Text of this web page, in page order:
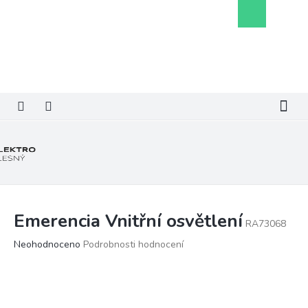
košík
Emerencia Vnitřní osvětlení RA73068
Průměrné
Neohodnoceno Podrobnosti hodnocení